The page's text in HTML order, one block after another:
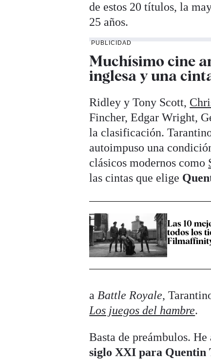
de estos 20 títulos, la
25 años.
PUBLICIDAD
Muchísimo cine
inglesa y una
Ridley y Tony Scott,
Fincher, Edgar Wright,
la clasificación.
autoimpuso una
clásicos modernos como
las cintas que elige
Las 10
todos los
a Battle Royale,
Los juegos del hambre.
Basta de preámbulos.
siglo XXI para Quentin